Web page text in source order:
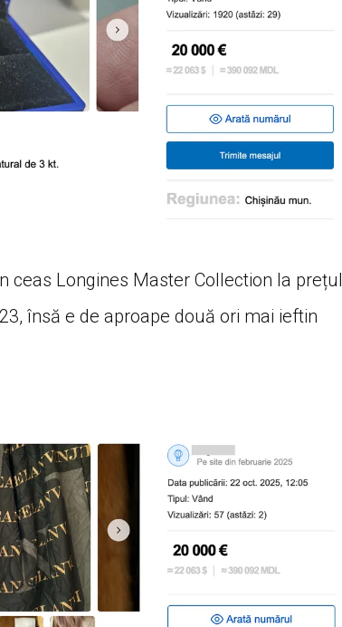
Longines Master Collection la prețul
însă e de aproape două ori mai ieftin